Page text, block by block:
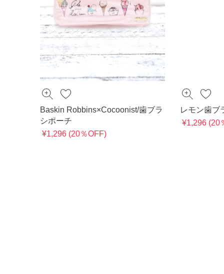
Baskin Robbins×Cocoonist/歯ブラ
シポーチ
¥1,296 (20％OFF)
レモン歯ブ
¥1,296 (20